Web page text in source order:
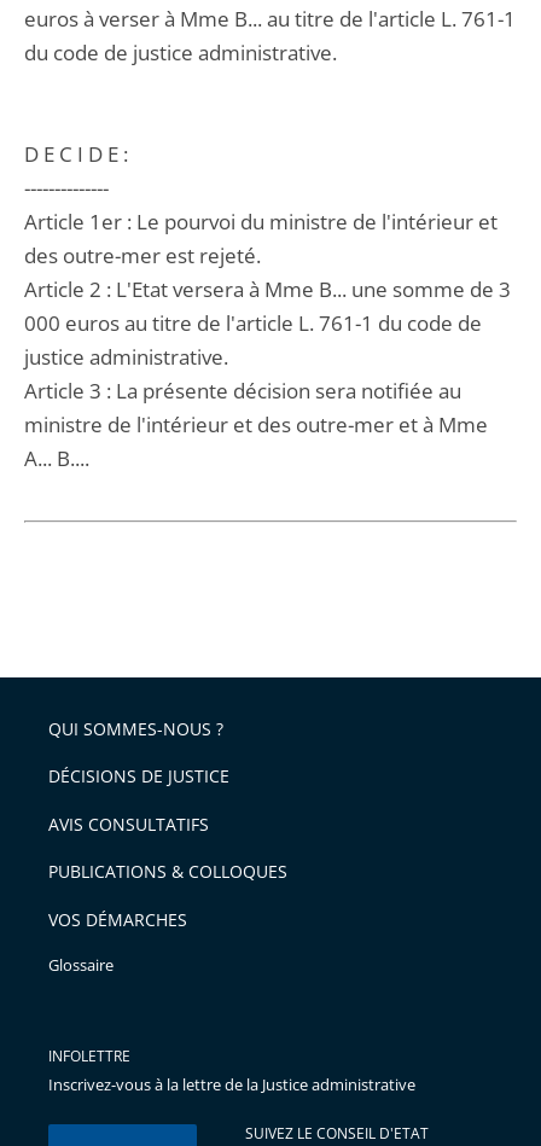
euros à verser à Mme B... au titre de l'article L. 761-1
du code de justice administrative.
D E C I D E :
--------------
Article 1er : Le pourvoi du ministre de l'intérieur et
des outre-mer est rejeté.
Article 2 : L'Etat versera à Mme B... une somme de 3
000 euros au titre de l'article L. 761-1 du code de
justice administrative.
Article 3 : La présente décision sera notifiée au
ministre de l'intérieur et des outre-mer et à Mme
A... B....
QUI SOMMES-NOUS ?
DÉCISIONS DE JUSTICE
AVIS CONSULTATIFS
PUBLICATIONS & COLLOQUES
VOS DÉMARCHES
Glossaire
INFOLETTRE
Inscrivez-vous à la lettre de la Justice administrative
SUIVEZ LE CONSEIL D'ETAT